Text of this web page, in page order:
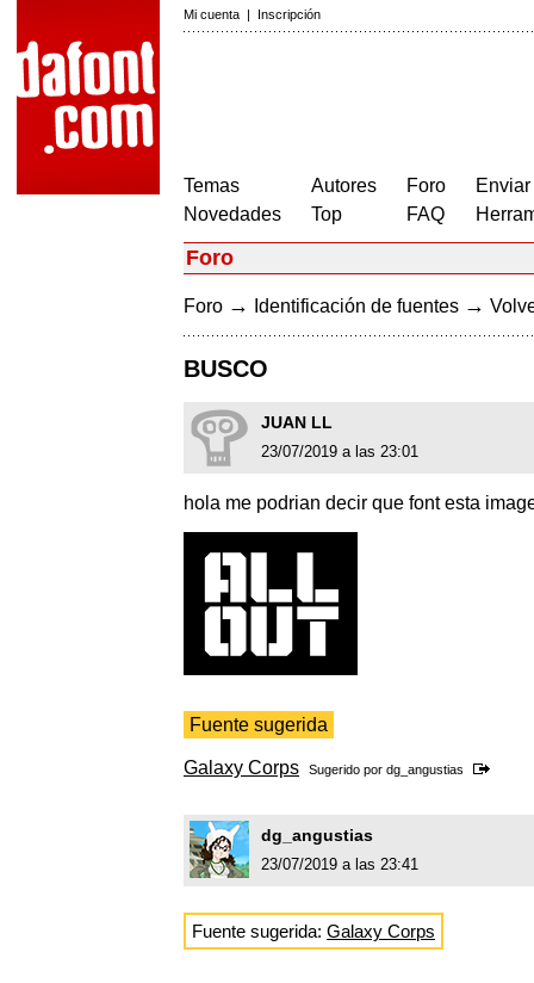
Mi cuenta | Inscripción
Temas
Novedades
Autores
Top
Foro
FAQ
Foro
Foro → Identificación de fuentes →
BUSCO
JUAN LL
23/07/2019 a las 23:01
hola me podrian decir que font esta
Fuente sugerida
Galaxy Corps Sugerido por dg_angustias
dg_angustias
23/07/2019 a las 23:41
Fuente sugerida: Galaxy Corps